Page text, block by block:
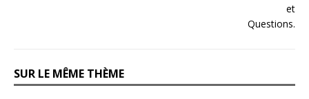
SUR LE MÊME THÈME